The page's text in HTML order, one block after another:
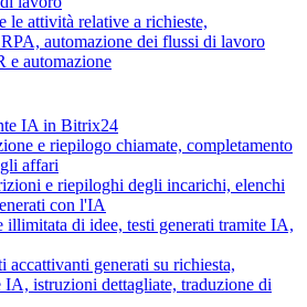
le attività relative a richieste,
automazione dei flussi di lavoro
e automazione
IA in Bitrix24
e riepilogo chiamate, completamento
affari
e riepiloghi degli incarichi, elenchi
con l'IA
illimitata di idee, testi generati tramite IA,
accattivanti generati su richiesta,
IA, istruzioni dettagliate, traduzione di